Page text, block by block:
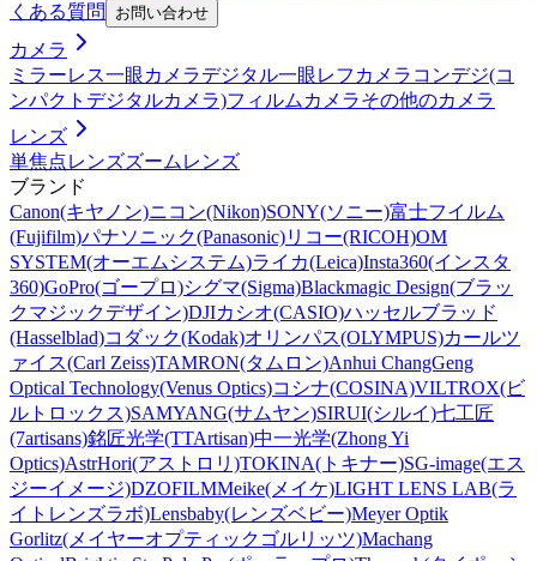
くある質問
お問い合わせ
カメラ
ミラーレス一眼カメラデジタル一眼レフカメラ コンデジ(コ
ンパクトデジタルカメラ)フィルムカメラその他のカメラ
レンズ
単焦点レンズズームレンズ
ブランド
Canon(キヤノン)ニコン(Nikon)SONY(ソニー)富士フイルム
(Fujifilm)パナソニック(Panasonic)リコー(RICOH)OM
SYSTEM(オーエムシステム)ライカ(Leica)Insta360(インスタ
360)GoPro(ゴープロ)シグマ(Sigma)Blackmagic Design(ブラッ
クマジックデザイン)DJIカシオ(CASIO)ハッセルブラッド
(Hasselblad)コダック(Kodak)オリンパス(OLYMPUS)カールツ
ァイス(Carl Zeiss)TAMRON(タムロン)Anhui ChangGeng
Optical Technology(Venus Optics)コシナ(COSINA)VILTROX(ビ
ルトロックス)SAMYANG(サムヤン)SIRUI(シルイ)七工匠
(7artisans)銘匠光学(TTArtisan)中一光学(Zhong Yi
Optics)AstrHori(アストロリ)TOKINA(トキナー)SG-image(エス
ジーイメージ)DZOFILMMeike(メイケ)LIGHT LENS LAB(ラ
イトレンズラボ)Lensbaby(レンズベビー)Meyer Optik
Gorlitz(メイヤーオプティックゴルリッツ)Machang